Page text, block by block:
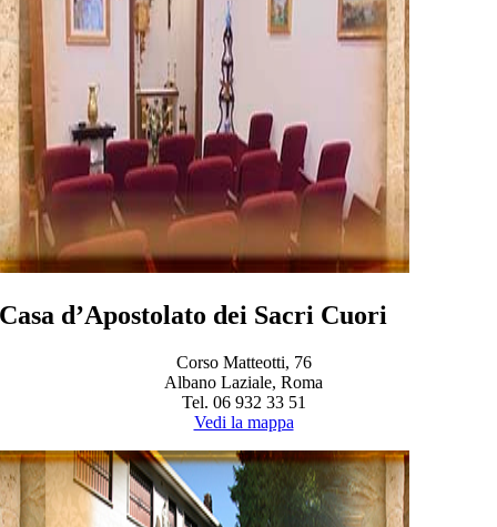
Casa d’Apostolato dei Sacri Cuori
Corso Matteotti, 76
Albano Laziale, Roma
Tel. 06 932 33 51
Vedi la mappa